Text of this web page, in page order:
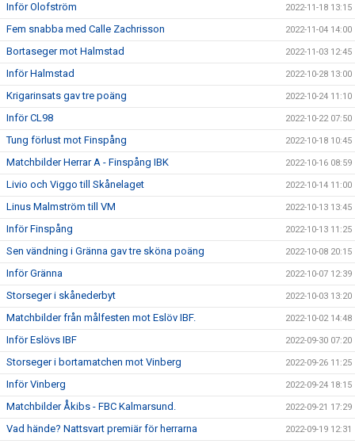
Inför Olofström 2022-11-18 13:15
Fem snabba med Calle Zachrisson 2022-11-04 14:00
Bortaseger mot Halmstad 2022-11-03 12:45
Inför Halmstad 2022-10-28 13:00
Krigarinsats gav tre poäng 2022-10-24 11:10
Inför CL98 2022-10-22 07:50
Tung förlust mot Finspång 2022-10-18 10:45
Matchbilder Herrar A - Finspång IBK 2022-10-16 08:59
Livio och Viggo till Skånelaget 2022-10-14 11:00
Linus Malmström till VM 2022-10-13 13:45
Inför Finspång 2022-10-13 11:25
Sen vändning i Gränna gav tre sköna poäng 2022-10-08 20:15
Inför Gränna 2022-10-07 12:39
Storseger i skånederbyt 2022-10-03 13:20
Matchbilder från målfesten mot Eslöv IBF. 2022-10-02 14:48
Inför Eslövs IBF 2022-09-30 07:20
Storseger i bortamatchen mot Vinberg 2022-09-26 11:25
Inför Vinberg 2022-09-24 18:15
Matchbilder Åkibs - FBC Kalmarsund. 2022-09-21 17:29
Vad hände? Nattsvart premiär för herrarna 2022-09-19 12:31